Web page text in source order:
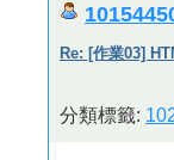
Re: [作業03]
分類標籤: